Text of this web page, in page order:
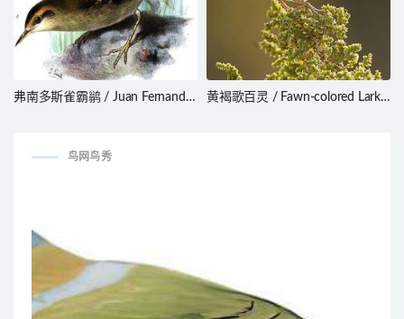
弗南多斯雀霸鹟 / Juan Fernandez
黄褐歌百灵 / Fawn-colored Lark /
鸟网鸟秀